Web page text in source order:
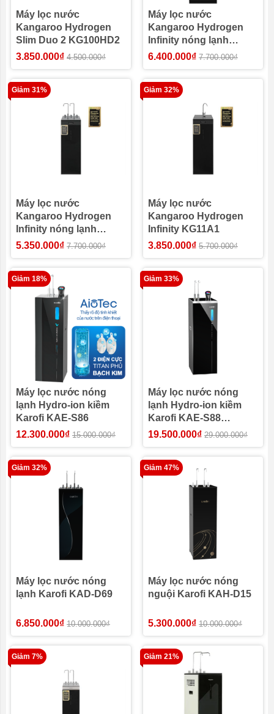
Máy lọc nước
Kangaroo Hydrogen
Slim Duo 2 KG100HD2
3.850.000₫ 4.500.000₫
Máy lọc nước
Kangaroo Hydrogen
Infinity nóng lạnh
KG11A3
6.400.000₫ 7.700.000₫
Giảm 31%
Máy lọc nước
Kangaroo Hydrogen
Infinity nóng lạnh
KG11A2
5.350.000₫ 7.700.000₫
Giảm 32%
Máy lọc nước
Kangaroo Hydrogen
Infinity KG11A1
3.850.000₫ 5.700.000₫
Giảm 18%
Máy lọc nước nóng
lạnh Hydro-ion kiềm
Karofi KAE-S86
12.300.000₫ 15.000.000₫
Giảm 33%
Máy lọc nước nóng
lạnh Hydro-ion kiềm
Karofi KAE-S88
PROMAX
19.500.000₫ 29.000.000₫
Giảm 32%
Máy lọc nước nóng
lạnh Karofi KAD-D69
6.850.000₫ 10.000.000₫
Giảm 47%
Máy lọc nước nóng
nguội Karofi KAH-D15
5.300.000₫ 10.000.000₫
Giảm 7% Giảm 21%